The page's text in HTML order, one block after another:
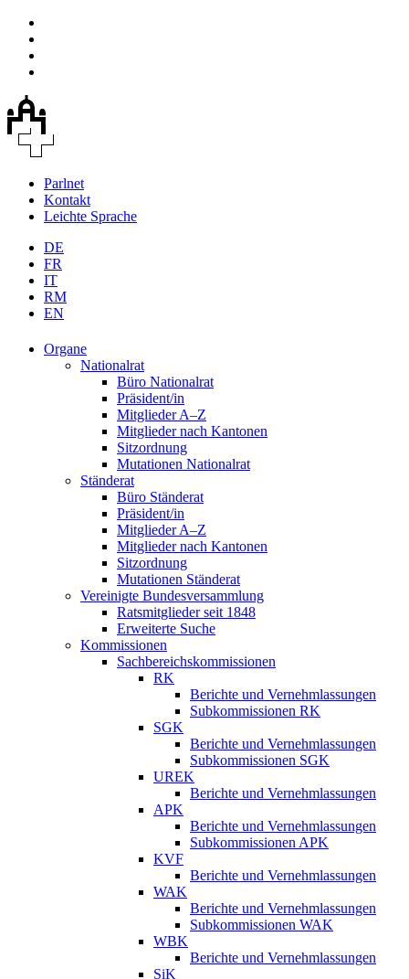
Parlnet
Kontakt
Leichte Sprache
DE
FR
IT
RM
EN
Organe
Nationalrat
Büro Nationalrat
Präsident/in
Mitglieder A–Z
Mitglieder nach Kantonen
Sitzordnung
Mutationen Nationalrat
Ständerat
Büro Ständerat
Präsident/in
Mitglieder A–Z
Mitglieder nach Kantonen
Sitzordnung
Mutationen Ständerat
Vereinigte Bundesversammlung
Ratsmitglieder seit 1848
Erweiterte Suche
Kommissionen
Sachbereichskommissionen
RK
Berichte und Vernehmlassungen
Subkommissionen RK
SGK
Berichte und Vernehmlassungen
Subkommissionen SGK
UREK
Berichte und Vernehmlassungen
APK
Berichte und Vernehmlassungen
Subkommissionen APK
KVF
Berichte und Vernehmlassungen
WAK
Berichte und Vernehmlassungen
Subkommissionen WAK
WBK
Berichte und Vernehmlassungen
SiK